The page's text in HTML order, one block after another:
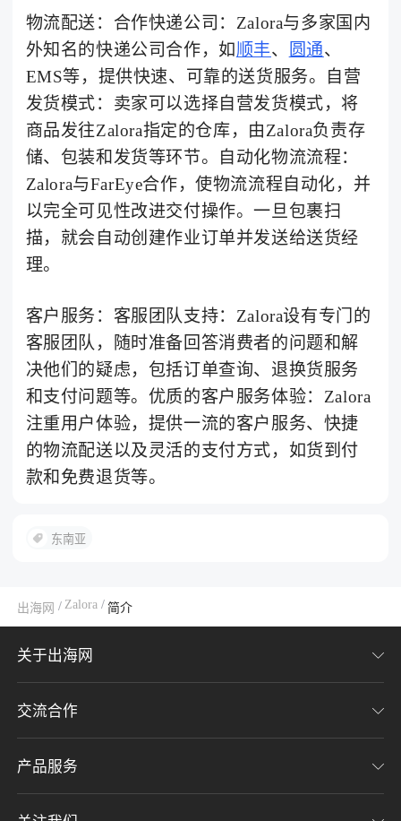
物流配送：合作快递公司：Zalora与多家国内
外知名的快递公司合作，如顺丰、 圆通、
EMS等，提供快速、可靠的送货服务。自营
发货模式：卖家可以选择自营发货模式，将
商品发往Zalora指定的仓库，由Zalora负责存
储、包装和发货等环节。自动化物流流程：
Zalora与FarEye合作，使物流流程自动化，并
以完全可见性改进交付操作。一旦包裹扫
描，就会自动创建作业订单并发送给送货经
理。
客户服务：客服团队支持：Zalora设有专门的
客服团队，随时准备回答消费者的问题和解
决他们的疑虑，包括订单查询、退换货服务
和支付问题等。优质的客户服务体验：Zalora
注重用户体验，提供一流的客户服务、快捷
的物流配送以及灵活的支付方式，如货到付
款和免费退货等。
东南亚
出海网 / Zalora / 简介
关于出海网
关于我们
加入我们
交流合作
联系我们
意见反馈
产品服务